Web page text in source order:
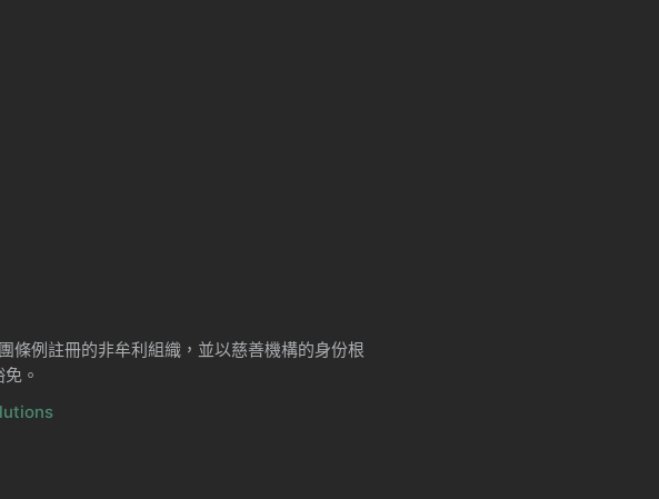
例註冊的非牟利組織，並以慈善機構的身份根
。